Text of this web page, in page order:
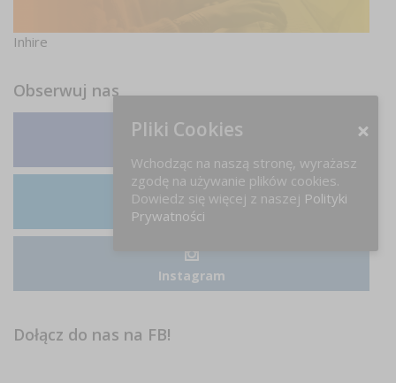
Inhire
Obserwuj nas
LinkedIn
Instagram
Dołącz do nas na FB!
Pliki Cookies
Wchodząc na naszą stronę, wyrażasz
zgodę na używanie plików cookies.
Dowiedz się więcej z naszej Polityki
Prywatności